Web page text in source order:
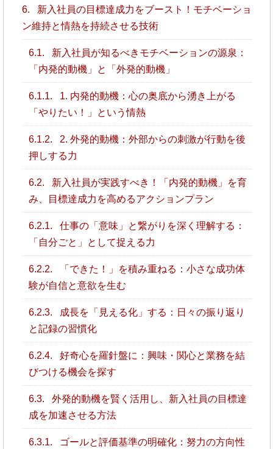
6.
新入社員の目標達成力をブースト！モチベーショ
ン維持と情熱を持続させる技術
6.1.
新入社員が知るべきモチベーションの源泉：
「内発的動機」と「外発的動機」
6.1.1.
1. 内発的動機：心の奥底から湧き上がる
「やりたい！」という情熱
6.1.2.
2. 外発的動機：外部からの刺激が行動を後
押しする力
6.2.
新入社員が実践すべき！「内発的動機」を育
み、目標達成力を高めるアクションプラン
6.2.1.
仕事の「意味」と繋がりを深く理解する：
「自分ごと」として捉える力
6.2.2.
「できた！」を積み重ねる：小さな成功体
験が自信と意欲を生む
6.2.3.
成長を「見える化」する：日々の振り返り
と記録の習慣化
6.2.4.
好奇心を羅針盤に：興味・関心と業務を結
びつける機会を探す
6.3.
外発的動機を賢く活用し、新入社員の目標達
成を加速させる方法
6.3.1.
ゴールと評価基準の明確化：努力の方向性